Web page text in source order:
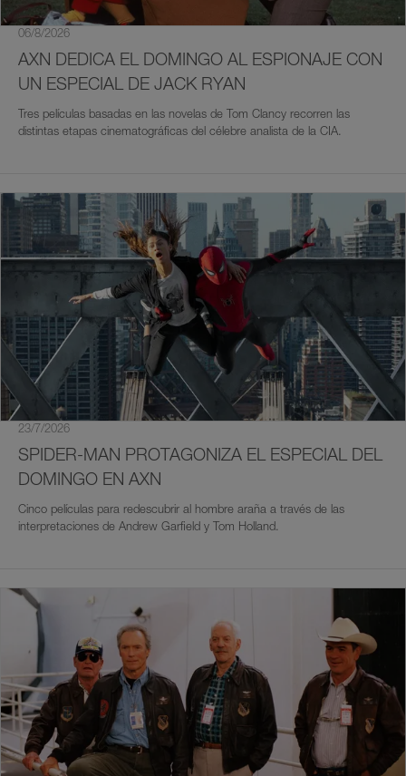
06/8/2026
AXN DEDICA EL DOMINGO AL ESPIONAJE CON
UN ESPECIAL DE JACK RYAN
Tres películas basadas en las novelas de Tom Clancy recorren las
distintas etapas cinematográficas del célebre analista de la CIA.
23/7/2026
SPIDER-MAN PROTAGONIZA EL ESPECIAL DEL
DOMINGO EN AXN
Cinco películas para redescubrir al hombre araña a través de las
interpretaciones de Andrew Garfield y Tom Holland.